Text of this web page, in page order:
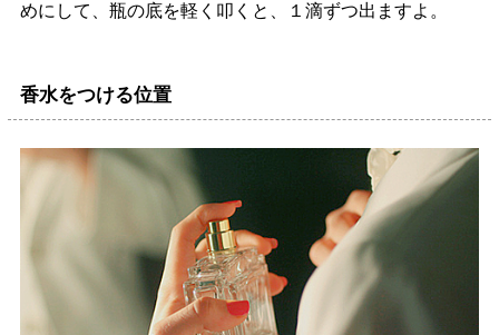
めにして、瓶の底を軽く叩くと、１滴ずつ出ますよ。
香水をつける位置